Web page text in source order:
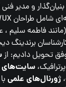
و مدیر
فاطمه سلیم ،
برندینگ
تحویل دادیم: از
پرترافیک،سایت‌های
ژورنال‌های علمی